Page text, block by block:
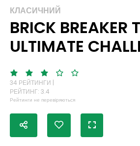
КЛАСИЧНИЙ
BRICK BREAKER
ULTIMATE
34 РЕЙТИНГИ |
РЕЙТИНГ: 3.4
Рейтинги не перевіряються